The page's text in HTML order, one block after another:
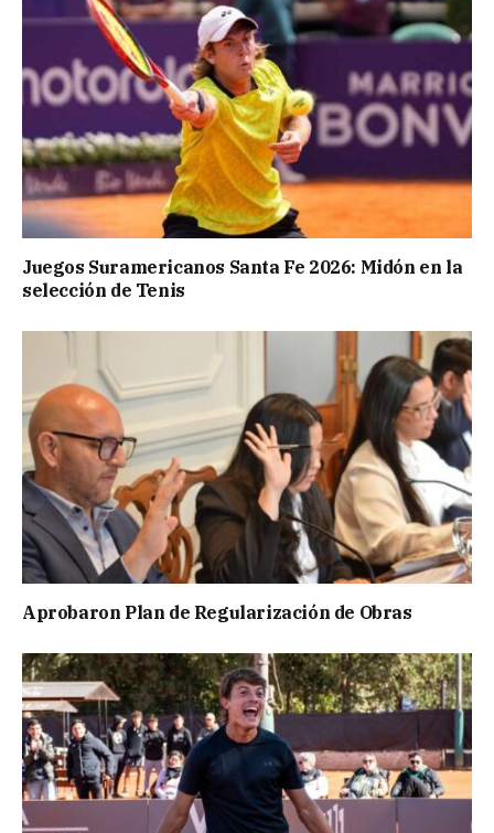
Juegos Suramericanos Santa Fe 2026: Midón en la
selección de Tenis
Aprobaron Plan de Regularización de Obras